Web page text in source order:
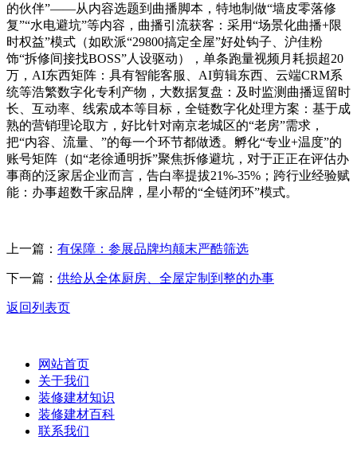
的伙伴”——从内容选题到曲播脚本，特地制做“墙皮零落修
复”“水电避坑”等内容，曲播引流获客：采用“场景化曲播+限
时权益”模式（如欧派“29800搞定全屋”好处钩子、沪佳粉
饰“拆修间接找BOSS”人设驱动），单条跑量视频月耗损超20
万，AI东西矩阵：具有智能客服、AI剪辑东西、云端CRM系
统等浩繁数字化专利产物，大数据复盘：及时监测曲播逗留时
长、互动率、线索成本等目标，全链数字化处理方案：基于成
熟的营销理论取方，好比针对南京老城区的“老房”需求，
把“内容、流量、”的每一个环节都做透。孵化“专业+温度”的
账号矩阵（如“老徐通明拆”聚焦拆修避坑，对于正正在评估办
事商的泛家居企业而言，告白率提拔21%-35%；跨行业经验赋
能：办事超数千家品牌，星小帮的“全链闭环”模式。
上一篇： 有保障：参展品牌均颠末严酷筛选
下一篇： 供给从全体厨房、全屋定制到整的办事
返回列表页
网站首页
关于我们
装修建材知识
装修建材百科
联系我们